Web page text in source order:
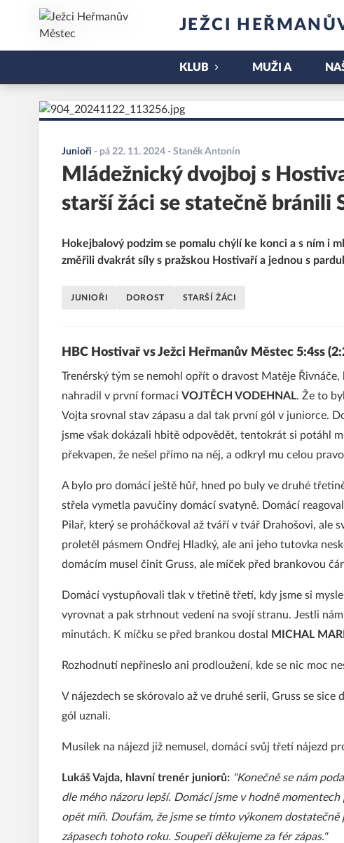
JEŽCI
KLUB MUŽI A
Junioři - pá 22. 11. 2024 - Staněk Antonín
Mládežnický dvojboj s
starší žáci se statečně bránili
Hokejbalový podzim se pomalu chýlí ke konci a s ním i
změřili dvakrát síly s pražskou Hostivaří a jednou s
JUNIOŘI DOROST STARŠÍ ŽÁCI
HBC Hostivař vs Ježci Heřmanův Městec 5:4ss
Trenérský tým se nemohl opřít o dravost Matěje
nahradil v první formaci VOJTĚCH VODEHNAL. Že to
Vojta srovnal stav zápasu a dal tak první gól v juniorce.
jsme však dokázali hbitě odpovědět, tentokrát si potáhl
překvapen, že nešel přímo na něj, a odkryl mu celou
A bylo pro domácí ještě hůř, hned po buly ve druhé
střela vymetla pavučiny domácí svatyně. Domácí
Pilař, který se proháčkoval až tváří v tvář Drahošovi, ale
proletěl pásmem Ondřej Hladký, ale ani jeho tutovka
domácím musel činit Gruss, ale míček před brankovou
Domácí vystupňovali tlak v třetině třetí, kdy jsme si
vyrovnat a pak strhnout vedení na svojí stranu. Jestli
minutách. K míčku se před brankou dostal
MICHAL
Rozhodnutí nepřineslo ani prodloužení, kde se nic moc
V nájezdech se skórovalo až ve druhé serii, Gruss se
gól uznali.
Musílek na nájezd již nemusel, domácí svůj třetí nájezd
Lukáš Vajda, hlavní trenér juniorů: "Konečně se nám
dle mého názoru lepší. Domácí jsme v hodně
opět míň. Doufám, že jsme se tímto výkonem
zápasech tohoto roku. Soupeři děkujeme za fér zápas."